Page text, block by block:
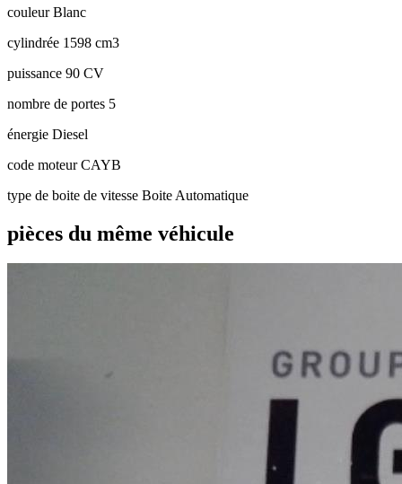
couleurBlanc
cylindrée 1598 cm3
puissance 90 CV
nombre de portes 5
énergie Diesel
code moteurCAYB
type de boite de vitesse Boite Automatique
pièces du même véhicule